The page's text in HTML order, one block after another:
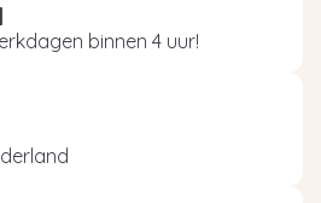
binnen 4 uur!